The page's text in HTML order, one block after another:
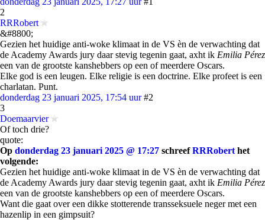
2
RRRobert
&#8800;
Gezien het huidige anti-woke klimaat in de VS èn de verwachting dat
de Academy Awards jury daar stevig tegenin gaat, axht ik Emilia Pérez
een van de grootste kanshebbers op een of meerdere Oscars.
Elke god is een leugen. Elke religie is een doctrine. Elke profeet is een
charlatan. Punt.
donderdag 23 januari 2025, 17:54 uur #2
3
Doemaarvier
Of toch drie?
quote:
Op donderdag 23 januari 2025 @ 17:27 schreefRRRobert het
volgende:
Gezien het huidige anti-woke klimaat in de VS èn de verwachting dat
de Academy Awards jury daar stevig tegenin gaat, axht ik Emilia Pérez
een van de grootste kanshebbers op een of meerdere Oscars.
Want die gaat over een dikke stotterende transseksuele neger met een
hazenlip in een gimpsuit?